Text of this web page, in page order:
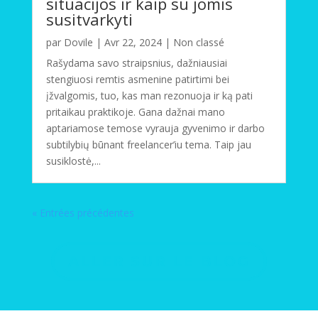
susitvarkyti
par Dovile | Avr 22, 2024| Non classé
Rašydama savo straipsnius, dažniausiai
stengiuosi remtis asmenine patirtimi bei
įžvalgomis, tuo, kas man rezonuoja ir ką pati
pritaikau praktikoje. Gana dažnai mano
aptariamose temose vyrauja gyvenimo ir darbo
subtilybių būnant freelancer’iu tema. Taip jau
susiklostė,...
« Entrées précédentes